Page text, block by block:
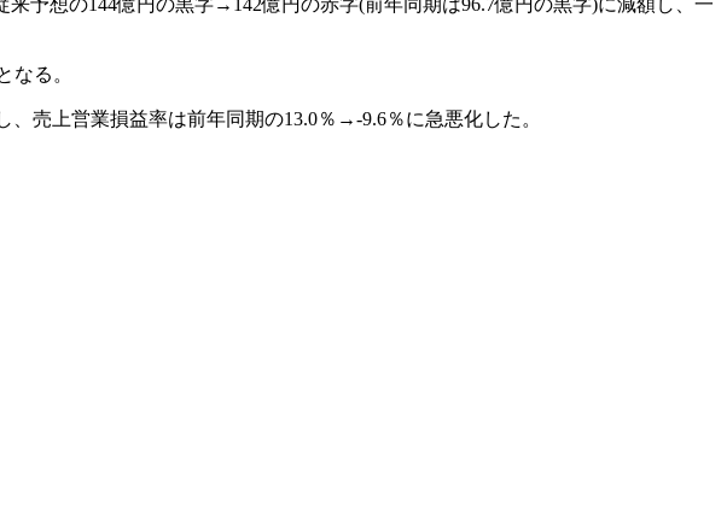
なる。
売上営業損益率は前年同期の13.0％→-9.6％に急悪化した。